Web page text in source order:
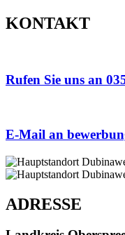
KONTAKT
Rufen Sie uns an
E-Mail an
ADRESSE